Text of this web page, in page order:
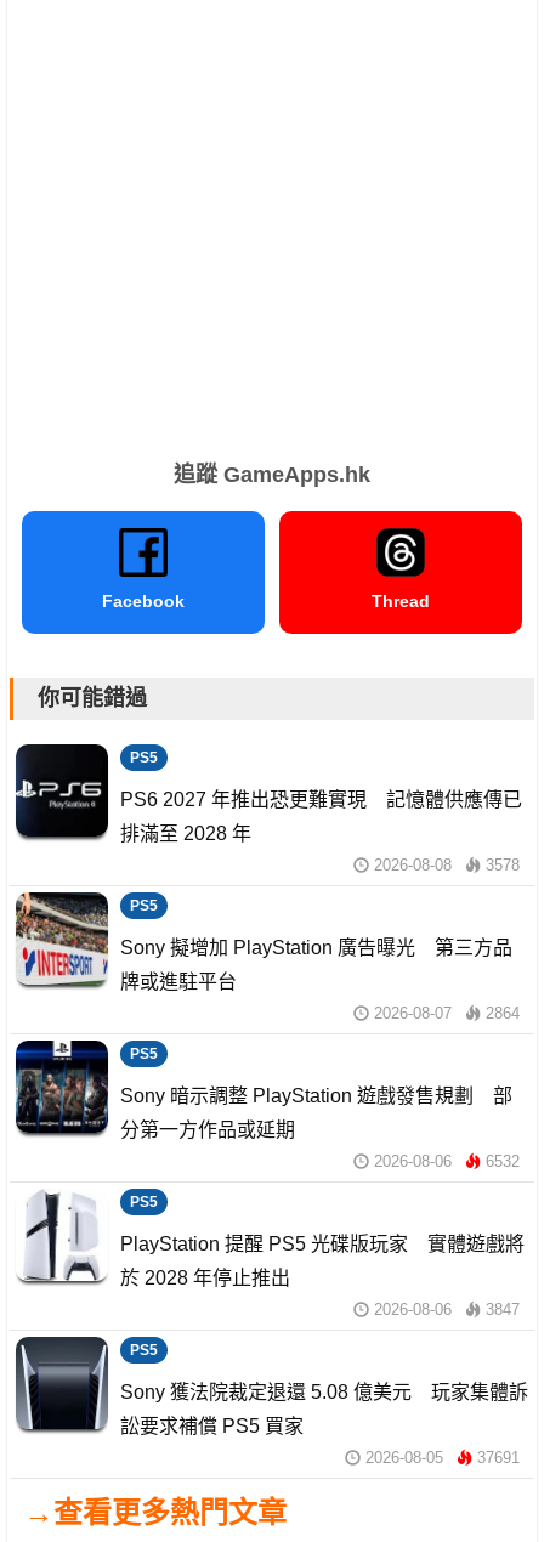
追蹤 GameApps.hk
Facebook Thread
你可能錯過
PS5
PS6 2027 年推出恐更難實現 記憶體供應傳已
排滿至 2028 年
2026-08-08 3578
PS5
Sony 擬增加 PlayStation 廣告曝光 第三方品
牌或進駐平台
2026-08-07 2864
PS5
Sony 暗示調整 PlayStation 遊戲發售規劃 部
分第一方作品或延期
2026-08-06 6532
PS5
PlayStation 提醒 PS5 光碟版玩家 實體遊戲將
於 2028 年停止推出
2026-08-06 3847
PS5
Sony 獲法院裁定退還 5.08 億美元 玩家集體訴
訟要求補償 PS5 買家
2026-08-05 37691
→查看更多熱門文章